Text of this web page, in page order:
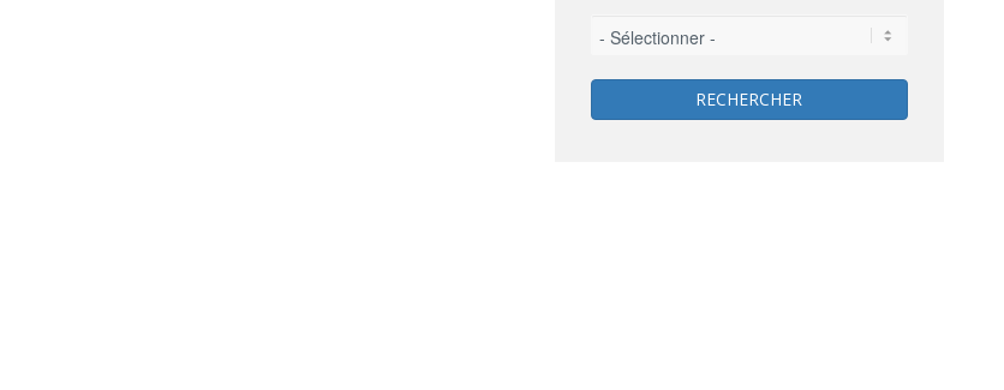
RECHERCHER